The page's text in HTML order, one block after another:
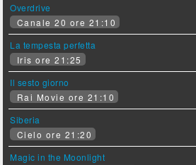
Overdrive
Canale 20 ore 21:10
La tempesta perfetta
Iris ore 21:25
Il sesto giorno
Rai Movie ore 21:10
Siberia
Cielo ore 21:20
Magic in the Moonlight